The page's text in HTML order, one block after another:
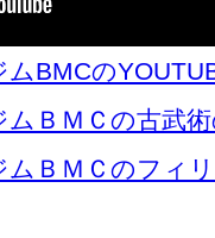
BMCの
ＢＭＣの古武
ＢＭＣのフィ